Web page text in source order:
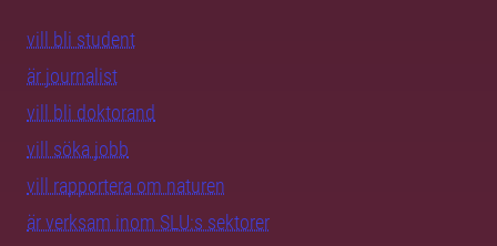
vill bli student
är journalist
vill bli doktorand
vill söka jobb
vill rapportera om naturen
är verksam inom SLU:s sektorer